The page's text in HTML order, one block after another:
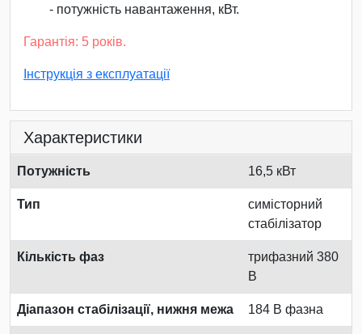
- потужність навантаження, кВт.
Гарантія: 5 років.
Інструкція з експлуатації
Характеристики
Потужність 16,5 кВт
Тип
симісторний
стабілізатор
Кількість фаз
трифазний 380
В
Діапазон стабілізації, нижня межа 184 В фазна